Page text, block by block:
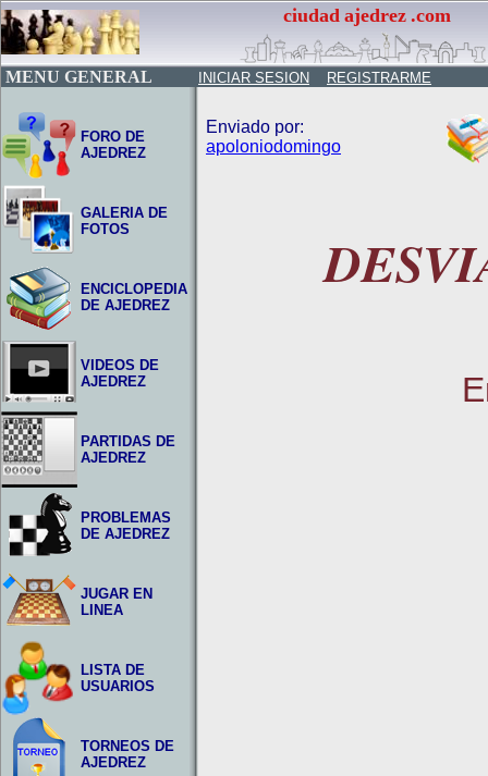
ciudad ajedrez .com
MENU GENERAL INICIAR SESION REGISTRARME
FORO DE
AJEDREZ
GALERIA DE
FOTOS
ENCICLOPEDIA
DE AJEDREZ
VIDEOS DE
AJEDREZ
PARTIDAS DE
AJEDREZ
PROBLEMAS
DE AJEDREZ
JUGAR EN
LINEA
LISTA DE
USUARIOS
TORNEOS DE
AJEDREZ
Enviado por:
apoloniodomingo